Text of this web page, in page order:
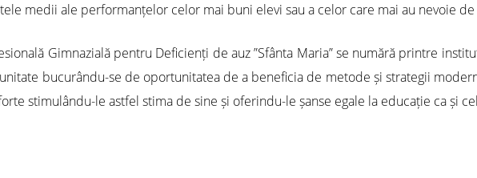
medii ale performanțelor celor mai buni elevi sau a celor care mai au nevoie
Gimnazială pentru Deficienți de auz ”Sfânta Maria” se numără printre
bucurându-se de oportunitatea de a beneficia de metode și strategii
stimulându-le astfel stima de sine și oferindu-le șanse egale la educație ca și